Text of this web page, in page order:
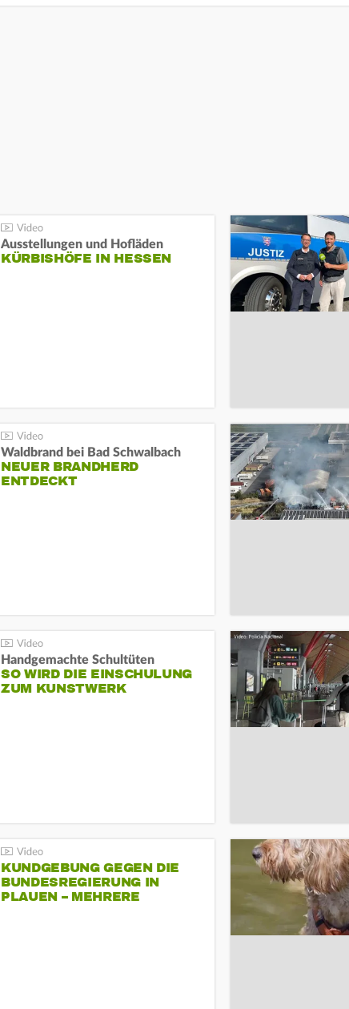
Ausstellungen und Hofläden
KÜRBISHÖFE IN HESSEN
Waldbrand bei Bad Schwalbach
NEUER BRANDHERD
ENTDECKT
Handgemachte Schultüten
SO WIRD DIE EINSCHULUNG
ZUM KUNSTWERK
KUNDGEBUNG GEGEN DIE
BUNDESREGIERUNG IN
PLAUEN – MEHRERE